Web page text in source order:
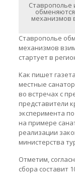
Ставрополье
механизмов
Ставрополье
механизмов
стартует в
Как пишет газета
местные
во встречах с
представители
эксперимента
на примере
реализации
министерства
Отметим,
сбора составит